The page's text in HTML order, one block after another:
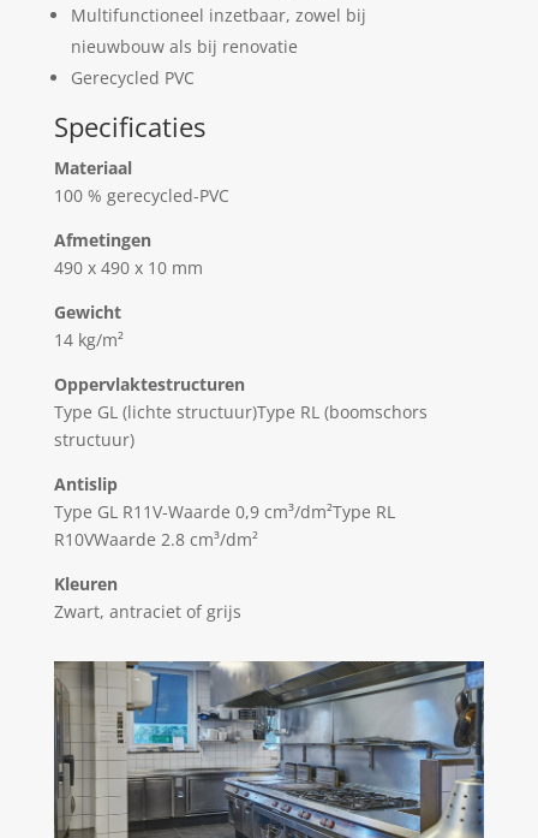
Multifunctioneel inzetbaar, zowel bij
nieuwbouw als bij renovatie
Gerecycled PVC
Specificaties
Materiaal
100 % gerecycled-PVC
Afmetingen
490 x 490 x 10 mm
Gewicht
14 kg/m²
Oppervlaktestructuren
Type GL (lichte structuur)Type RL (boomschors
structuur)
Antislip
Type GL R11V-Waarde 0,9 cm³/dm²Type RL
R10VWaarde 2.8 cm³/dm²
Kleuren
Zwart, antraciet of grijs